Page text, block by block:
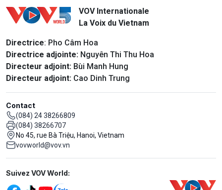
VOV Internationale
La Voix du Vietnam
Directrice: Pho Câm Hoa
Directrice adjointe: Nguyên Thi Thu Hoa
Directeur adjoint: Bùi Manh Hung
Directeur adjoint: Cao Dinh Trung
Contact
(084) 24 38266809
(084) 38266707
No 45, rue Bà Triệu, Hanoi, Vietnam
vovworld@vov.vn
Mạng xã hội
Suivez VOV World: